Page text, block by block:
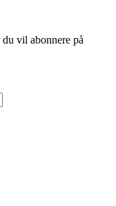
vil abonnere på